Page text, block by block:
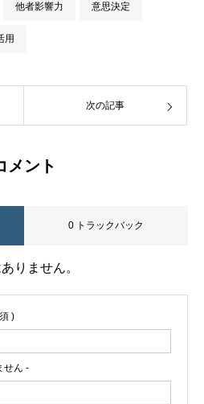
他者影響力 意思決定
用
次の記事
メント
0 トラックバック
りません。
)
せん -